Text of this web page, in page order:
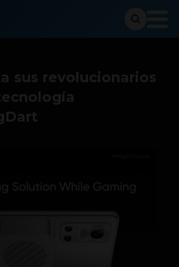
2021
sus revolucionarios